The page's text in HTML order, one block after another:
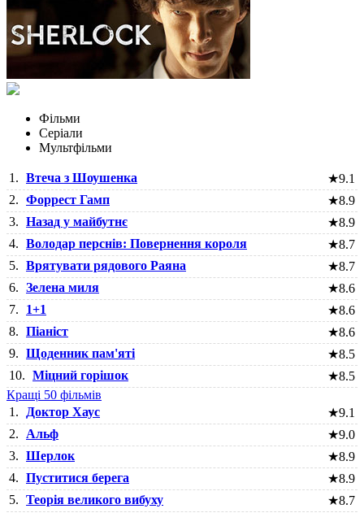
Фільми
Серіали
Мультфільми
1. Втеча з Шоушенка ★9.1
2. Форрест Гамп ★8.9
3. Назад у майбутнє ★8.9
4. Володар перснів: Повернення короля ★8.7
5. Врятувати рядового Раяна ★8.7
6. Зелена миля ★8.6
7.
1+1 ★8.6
8. Піаніст ★8.6
9. Щоденник пам'яті ★8.5
10. Міцний горішок ★8.5
Кращі 50 фільмів
1.
Доктор Хаус ★9.1
2.
Альф ★9.0
3. Шерлок ★8.9
4. Пуститися берега ★8.9
5. Теорія великого вибуху ★8.7